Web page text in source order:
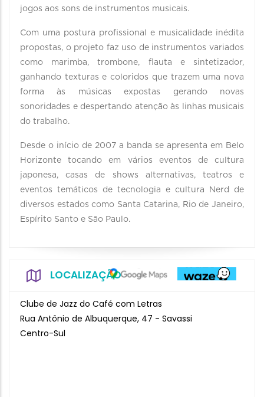
jogos aos sons de instrumentos musicais.
Com uma postura profissional e musicalidade inédita
propostas, o projeto faz uso de instrumentos variados
como marimba, trombone, flauta e sintetizador,
ganhando texturas e coloridos que trazem uma nova
forma às músicas expostas gerando novas
sonoridades e despertando atenção às linhas musicais
do trabalho.
Desde o início de 2007 a banda se apresenta em Belo
Horizonte tocando em vários eventos de cultura
japonesa, casas de shows alternativas, teatros e
eventos temáticos de tecnologia e cultura Nerd de
diversos estados como Santa Catarina, Rio de Janeiro,
Espírito Santo e São Paulo.
LOCALIZAÇÃO
Clube de Jazz do Café com Letras
Rua Antônio de Albuquerque, 47 - Savassi
Centro-Sul